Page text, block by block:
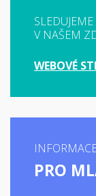
V NAŠEM
WEBOVÉ
PRO